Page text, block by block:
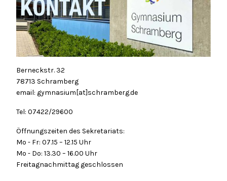
Berneckstr. 32
78713 Schramberg
email: gymnasium[at]schramberg.de
Tel: 07422/29600
Öffnungszeiten des Sekretariats:
Mo - Fr: 07.15 – 12.15 Uhr
Mo - Do: 13.30 – 16.00 Uhr
Freitagnachmittag geschlossen